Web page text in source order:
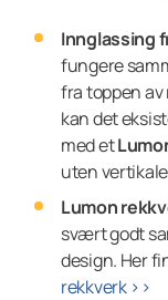
Innglassing
fungere
fra toppen
kan det
med et
uten
Lumon
svært godt
design. Her
rekkverk >>